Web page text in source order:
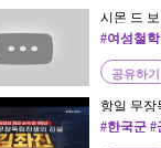
시몬 드
철학 | 서
#여성철
공유하기
항일 무장
사령관ㅣ
#한국군 #